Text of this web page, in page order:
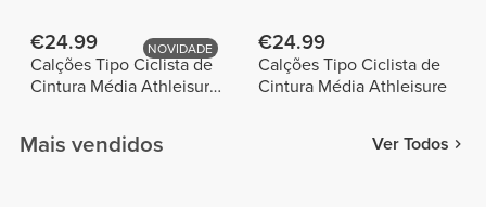
NOVIDADE
€24.99
Calções Tipo Ciclista de
Cintura Média Athleisure
€24.99
Calções Tipo Ciclista de
Cintura Média Athleisure
Mais vendidos Ver Todos